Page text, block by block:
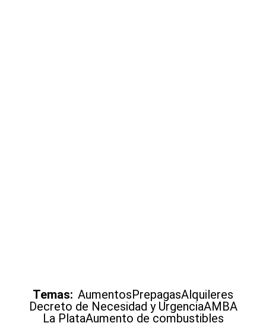
Temas: AumentosPrepagasAlquileres
Decreto de Necesidad y UrgenciaAMBA
La PlataAumento de combustibles